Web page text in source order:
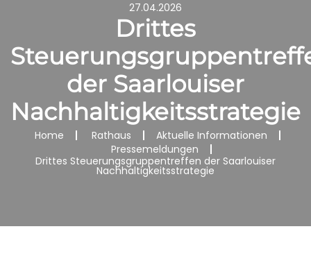
27.04.2026
Drittes
der Saarlouiser
Nachhaltigkeitsstrategie
Home Rathaus
Aktuelle Informationen
Pressemeldungen
Drittes Steuerungsgruppentreffen der Saarlouiser
Nachhaltigkeitsstrategie